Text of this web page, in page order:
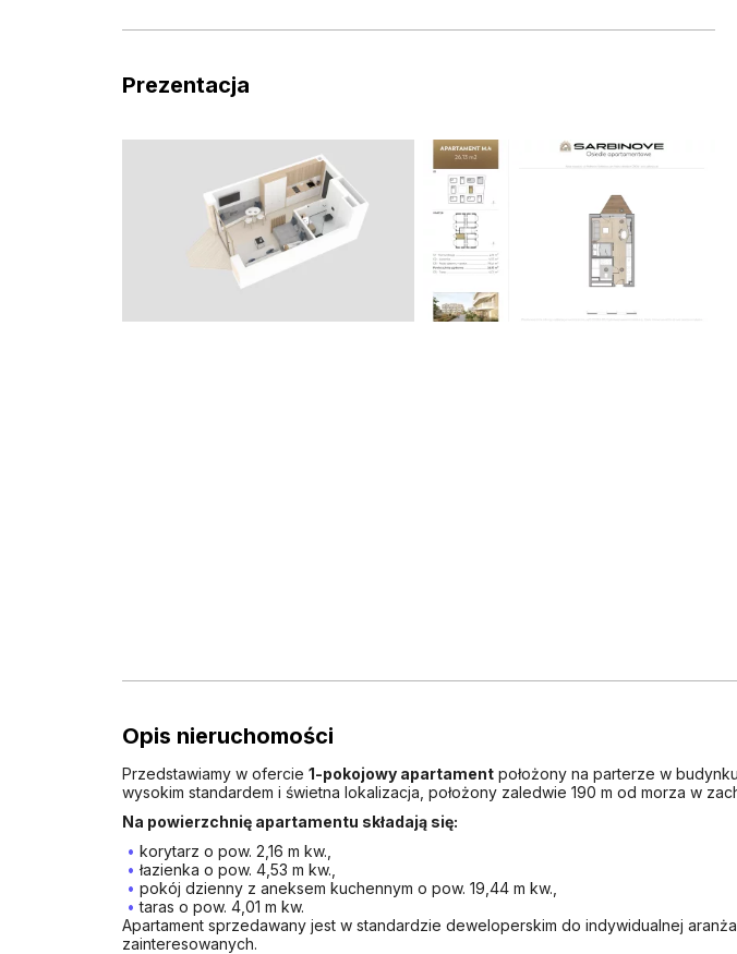
Prezentacja
Opis nieruchomości
Przedstawiamy w ofercie 1-pokojowy apartament położony na parterze w budynku
wysokim standardem i świetna lokalizacja, położony zaledwie 190 m od morza w
Na powierzchnię apartamentu składają się:
korytarz o pow. 2,16 m kw.,
łazienka o pow. 4,53 m kw.,
pokój dzienny z aneksem kuchennym o pow. 19,44 m kw.,
taras o pow. 4,01 m kw.
Apartament sprzedawany jest w standardzie deweloperskim do indywidualnej
zainteresowanych.